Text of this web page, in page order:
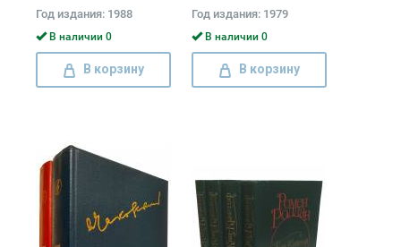
Год издания: 1988
В наличии 0
В корзину
из 2 книг) Григорий
Бакланов
Год издания: 1979
В наличии 0
В корзину